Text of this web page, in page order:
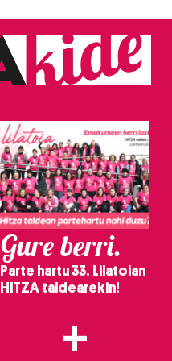
Gure berri.
Parte hartu 33. Lilatoian
HITZA taldearekin!
+